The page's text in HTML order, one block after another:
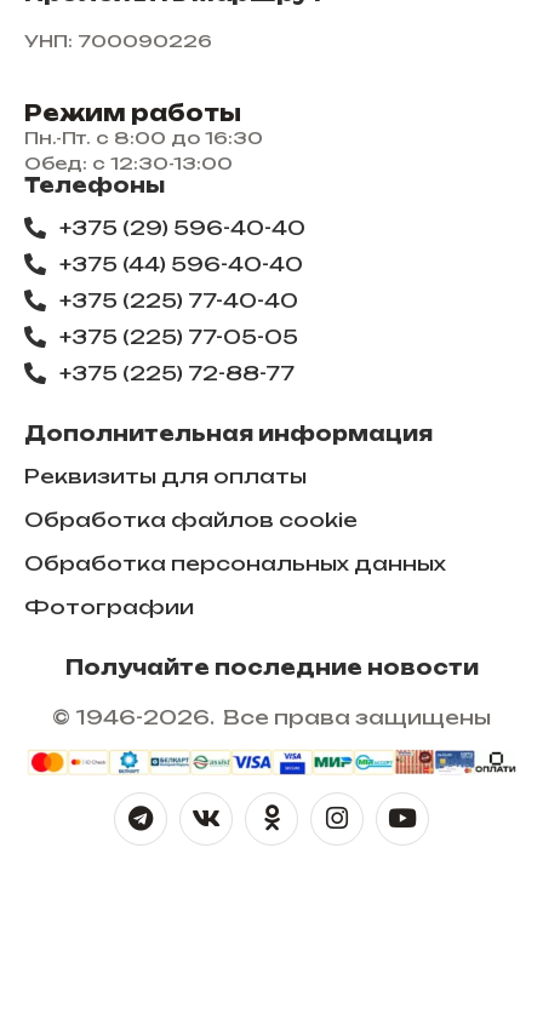
УНП: 700090226
Режим работы
Пн.-Пт. с 8:00 до 16:30
Обед: с 12:30-13:00
Телефоны
+375 (29) 596-40-40
+375 (44) 596-40-40
+375 (225) 77-40-40
+375 (225) 77-05-05
+375 (225) ​72-88-77
Дополнительная информация
Реквизиты для оплаты
Обработка файлов cookie
Обработка персональных данных
Фотографии
Получайте последние новости
© 1946-2026. Все права защищены